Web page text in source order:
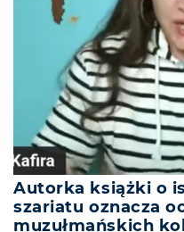
Autorka książki o
szariatu oznacza
muzułmańskich